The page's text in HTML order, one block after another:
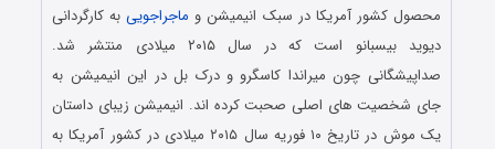
محصول کشور آمریکا در سبک انیمیشن و ماجراجوییبه کارگردانی
دیوید بیسبانو است که در سال ۲۰۱۵ میلادی منتشر شد.
صداپیشگانی چون میراندا کاسگرو و درک بل در این انیمیشن به
جای شخصیت های اصلی صحبت کرده اند. انیمیشن زیبای داستان
یک موش در تاریخ ۱۰ فوریه سال ۲۰۱۵ میلادی در کشور آمریکا به